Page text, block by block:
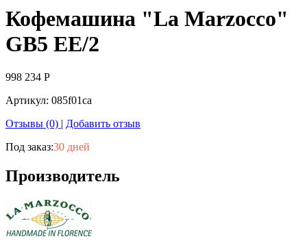
Кофемашина "La Marzocco"
GB5 EE/2
998 234 Р
Артикул: 085f01ca
Отзывы (0) | Добавить отзыв
Под заказ:30 дней
Производитель